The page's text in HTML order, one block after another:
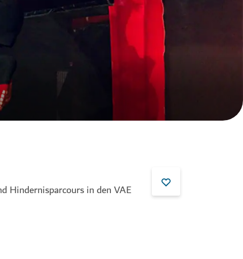
Hindernisparcours in den VAE